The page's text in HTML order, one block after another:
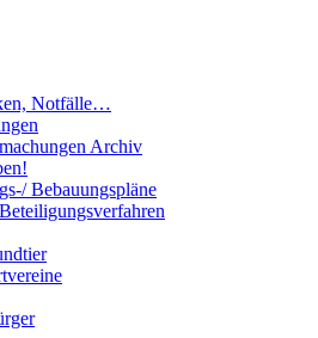
Notfälle…
Archiv
Bebauungspläne